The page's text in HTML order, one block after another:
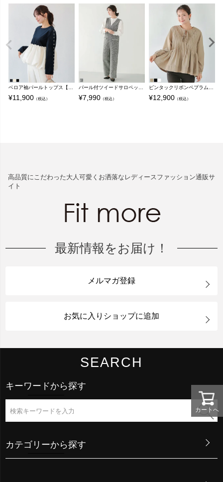
ベロア袖パールトップス【宅配便】
¥11,900 （税込）
パール付ツイードサロペット【宅配便】
¥7,990 （税込）
ピンタックリボンペプラムブラウス【宅配便】
¥12,900 （税込）
カートへ
高品質にこだわった大人可愛くお洒落なレディースファッション通販サ
イト
最新情報をお届け！
メルマガ登録
お気に入りショップに追加
SEARCH
キーワードから探す
カテゴリーから探す